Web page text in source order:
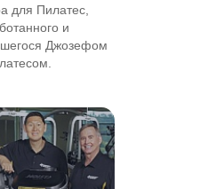
для Пилатес,
и
Джозефом